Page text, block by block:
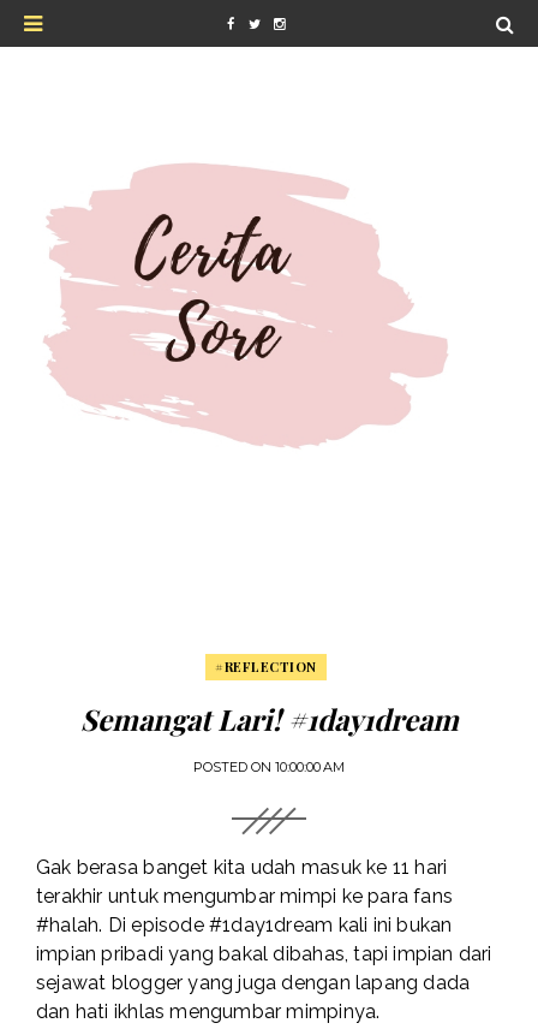
#REFLECTION
Semangat Lari! #1day1dream
POSTED ON 10:00:00 AM
Gak berasa banget kita udah masuk ke 11 hari
terakhir untuk mengumbar mimpi ke para fans
#halah. Di episode #1day1dream kali ini bukan
impian pribadi yang bakal dibahas, tapi impian dari
sejawat blogger yang juga dengan lapang dada
dan hati ikhlas mengumbar mimpinya.